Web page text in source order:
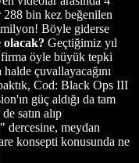
bin kez beğenilen
milyon! Böyle giderse
olacak? Geçtiğimiz yıl
öyle büyük tepki
çuvallayacağını
Cod: Black Ops III
güç aldığı da tam
satın alıp
dercesine, meydan
konsepti konusunda ne